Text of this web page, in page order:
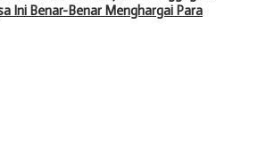
Ini Benar-Benar Menghargai Para